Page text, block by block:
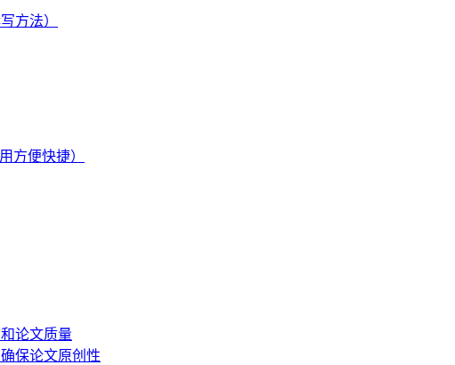
方法）
方便快捷）
论文质量
保论文原创性